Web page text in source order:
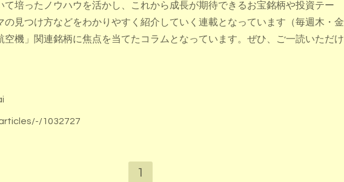
て培ったノウハウを活かし、これから成長が期待できるお宝銘柄や投資テー
見つけ方などをわかりやすく紹介していく連載となっています（毎週木・金
機」関連銘柄に焦点を当てたコラムとなっています。ぜひ、ご一読いただけ
1032727
1